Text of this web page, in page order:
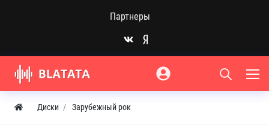
Партнеры
Диски Зарубежный рок